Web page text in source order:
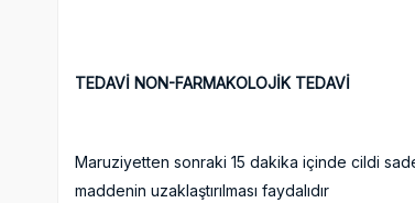
TEDAVİ NON-FARMAKOLOJİK TEDAVİ
Maruziyetten sonraki 15 dakika içinde cildi
maddenin uzaklaştırılması faydalıdır